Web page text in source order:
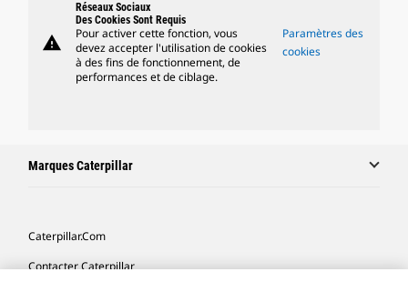
warning
Réseaux Sociaux
Des Cookies Sont Requis
Pour activer cette fonction, vous
devez accepter l'utilisation de cookies
à des fins de fonctionnement, de
performances et de ciblage.
Paramètres des
cookies
Marques Caterpillar
Caterpillar.com
Contacter Caterpillar